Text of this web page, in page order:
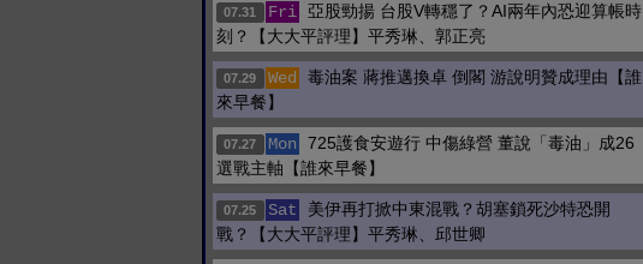
07.31 Fri 亞股勁揚 台股V轉穩了？AI兩年內恐迎算帳時
刻？【大大平評理】平秀琳、郭正亮
07.29 Wed
毒油案 蔣推邁換卓 倒閣 游說明贊成理由【誰
來早餐】
07.27 Mon
725護食安遊行 中傷綠營 董說「毒油」成26
選戰主軸【誰來早餐】
07.25 Sat
美伊再打掀中東混戰？胡塞鎖死沙特恐開
戰？【大大平評理】平秀琳、邱世卿